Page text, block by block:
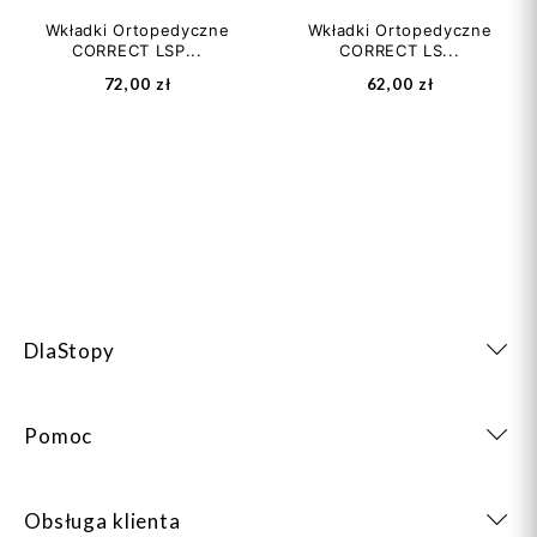
Wkładki Ortopedyczne
CORRECT LSP...
72,00 zł
Wkładki Ortopedyczne
CORRECT LS...
62,00 zł
DlaStopy
Pomoc
Obsługa klienta